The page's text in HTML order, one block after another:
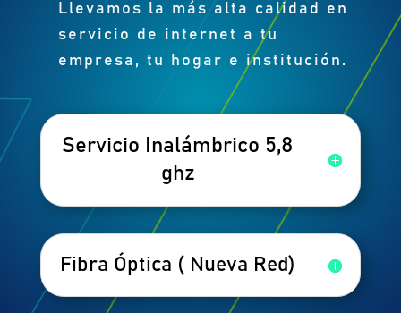
Llevamos la más alta calidad en
servicio de internet a tu
empresa, tu hogar e institución.
Servicio Inalámbrico 5,8
ghz
Fibra Óptica ( Nueva Red)